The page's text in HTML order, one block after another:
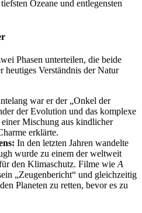
Ozeane und entlegensten
Phasen unterteilen, die beide
heutiges Verständnis der Natur
war er der „Onkel der
der Evolution und das komplexe
Mischung aus kindlicher
erklärte.
In den letzten Jahren wandelte
wurde zu einem der weltweit
den Klimaschutz. Filme wieA
„Zeugenbericht“ und gleichzeitig
Planeten zu retten, bevor es zu